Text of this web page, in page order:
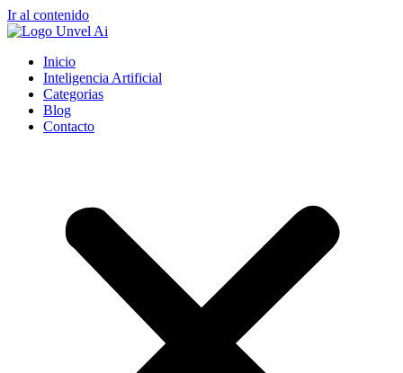
Ir al contenido
Inicio
Inteligencia Artificial
Categorias
Blog
Contacto